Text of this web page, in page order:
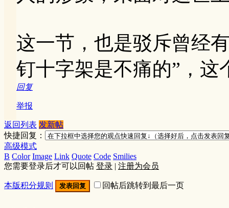
这一节，也是驳斥曾经
钉十字架是不痛的”，
回复
举报
返回列表 发新帖
快捷回复：
高级模式
B Color Image Link Quote Code Smilies
您需要登录后才可以回帖 登录 | 注册为会员
本版积分规则 发表回复 回帖后跳转到最后一页